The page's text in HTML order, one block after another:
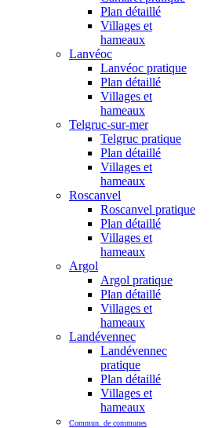
Plan détaillé
Villages et
hameaux
Lanvéoc
Lanvéoc pratique
Plan détaillé
Villages et
hameaux
Telgruc-sur-mer
Telgruc pratique
Plan détaillé
Villages et
hameaux
Roscanvel
Roscanvel pratique
Plan détaillé
Villages et
hameaux
Argol
Argol pratique
Plan détaillé
Villages et
hameaux
Landévennec
Landévennec
pratique
Plan détaillé
Villages et
hameaux
Commun. de communes